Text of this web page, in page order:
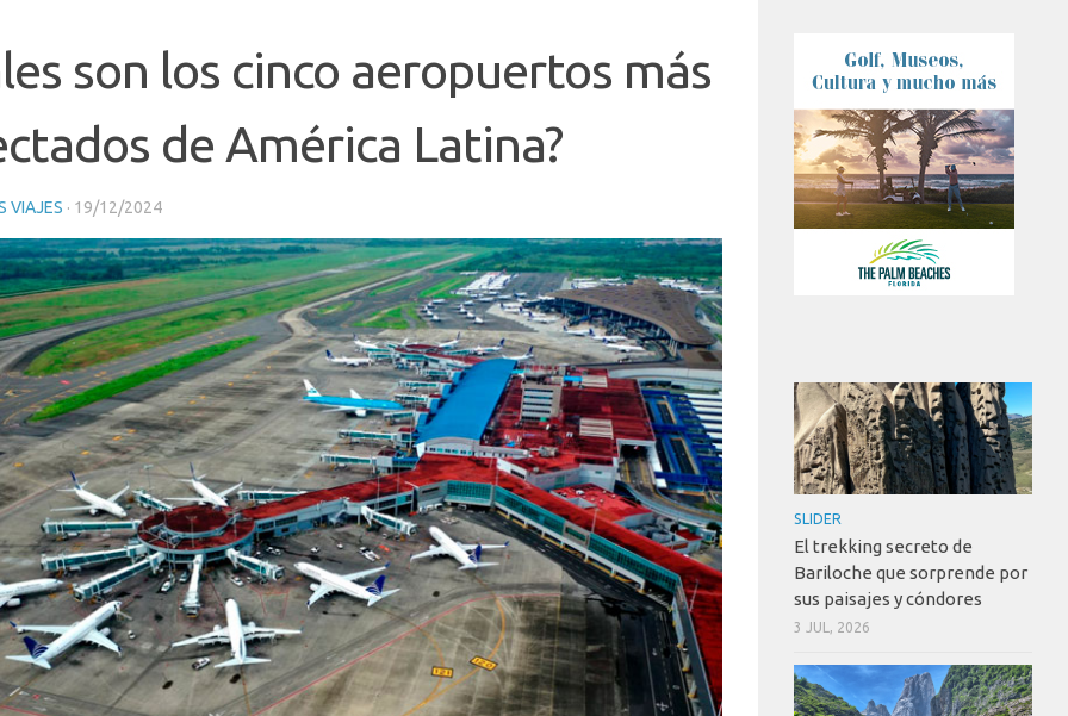
son los cinco aeropuertos más
de América Latina?
VIAJES · 19/12/2024
SLIDER
El trekking secreto de
Bariloche que sorprende por
sus paisajes y cóndores
3 JUL, 2026